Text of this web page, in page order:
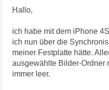
Hallo,
ich habe mit dem iPhone
ich nun über die
meiner Festplatte hätte.
ausgewählte Bilder-Ordner
immer leer.